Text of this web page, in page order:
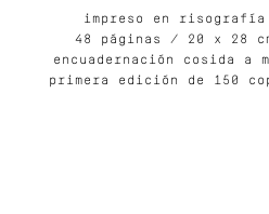
impreso en risografía
48 páginas / 20 x 28
encuadernación cosida a
primera edición de 150